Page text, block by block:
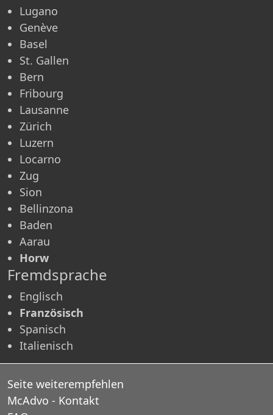
Lugano
Genève
Basel
St. Gallen
Bern
Fribourg
Lausanne
Zürich
Luzern
Locarno
Zug
Sion
Bellinzona
Baden
Aarau
Horw
Fremdsprache
Englisch
Französisch
Spanisch
Italienisch
Seite weiterempfehlen
McAdvo - Kontakt